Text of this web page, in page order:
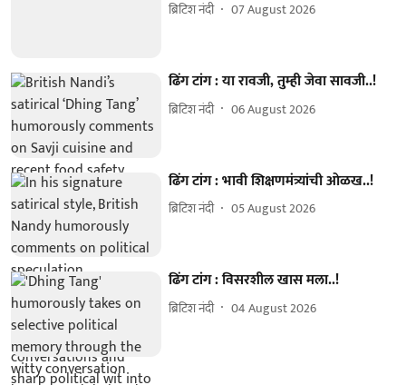
ब्रिटिश नंदी 07 August 2026
ढिंग टांग : या रावजी, तुम्ही जेवा सावजी..!
ब्रिटिश नंदी 06 August 2026
ढिंग टांग : भावी शिक्षणमंत्र्यांची ओळख..!
ब्रिटिश नंदी 05 August 2026
ढिंग टांग : विसरशील खास मला..!
ब्रिटिश नंदी 04 August 2026